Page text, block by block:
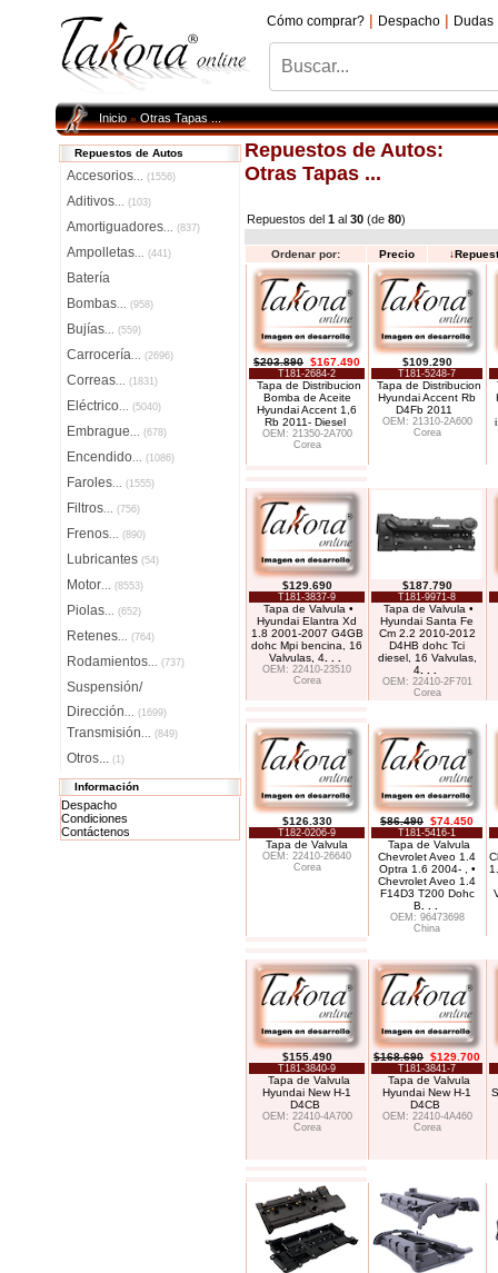
Cómo comprar? | Despacho | Dudas
Inicio»Otras Tapas ...
Repuestos de Autos
Accesorios... (1556)
Aditivos... (103)
Amortiguadores... (837)
Ampolletas... (441)
Batería
Bombas... (958)
Bujías... (559)
Carrocería... (2696)
Correas... (1831)
Eléctrico... (5040)
Embrague... (678)
Encendido... (1086)
Faroles... (1555)
Filtros... (756)
Frenos... (890)
Lubricantes (54)
Motor... (8553)
Piolas... (652)
Retenes... (764)
Rodamientos... (737)
Suspensión/
Dirección... (1699)
Transmisión... (849)
Otros... (1)
Información
Despacho
Condiciones
Contáctenos
Repuestos de Autos:
Otras Tapas ...
Repuestos del 1 al 30 (de 80)
Ordenar por: Precio ↓
$203.890 $167.490
T181-2684-2
Tapa de Distribucion
Bomba de Aceite
Hyundai Accent 1,6
Rb 2011- Diesel
OEM: 21350-2A700
Corea
$109.290
T181-5248-7
Tapa de Distribucion
Hyundai Accent Rb
D4Fb 2011
OEM: 21310-2A600
Corea
$129.690
T181-3837-9
Tapa de Valvula •
Hyundai Elantra Xd
1.8 2001-2007 G4GB
dohc Mpi bencina, 16
Valvulas, 4
OEM: 22410-23510
Corea
$187.790
T181-9971-8
Tapa de Valvula •
Hyundai Santa Fe
Cm 2.2 2010-2012
D4HB dohc Tci
diesel, 16 Valvulas,
4
OEM: 22410-2F701
Corea
$126.330
T182-0206-9
Tapa de Valvula
OEM: 22410-26640
Corea
$86.490 $74.450
T181-5416-1
Tapa de Valvula
Chevrolet Aveo 1.4
Optra 1.6 2004- , •
Chevrolet Aveo 1.4
F14D3 T200 Dohc
B
OEM: 96473698
China
$155.490
T181-3840-9
Tapa de Valvula
Hyundai New H-1
D4CB
OEM: 22410-4A700
Corea
$168.690 $129.700
T181-3841-7
Tapa de Valvula
Hyundai New H-1
D4CB
OEM: 22410-4A460
Corea